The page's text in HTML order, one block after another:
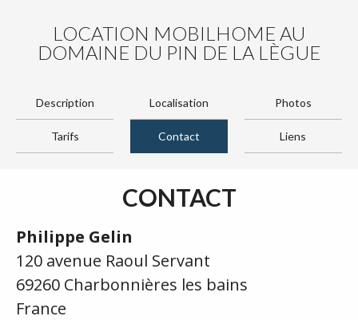
LOCATION MOBILHOME AU
DOMAINE DU PIN DE LA LÈGUE
Description Localisation Photos
Tarifs Contact Liens
CONTACT
Philippe Gelin
120 avenue Raoul Servant
69260 Charbonnières les bains
France